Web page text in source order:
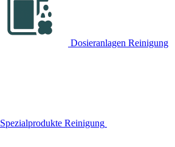
Dosieranlagen Reinigung
Spezialprodukte Reinigung